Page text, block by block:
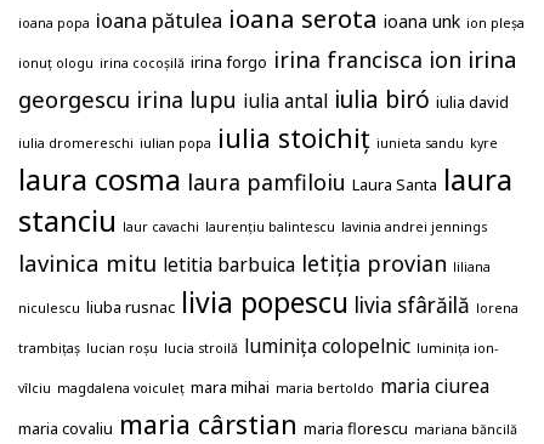
ioana popa ioana pătulea ioana serota ioana unk ion pleșa
ionuț ologu irina cocoșilă irina forgo irina francisca ion irina
georgescu irina lupu iulia antal iulia biró iulia david
iulia dromereschi iulian popa iulia stoichiț iunieta sandu kyre
laura cosma laura pamfiloiu Laura Santa laura
stanciu laur cavachi laurențiu balintescu lavinia andrei jennings
lavinica mitu letitia barbuica letiția provian liliana
niculescu liuba rusnac livia popescu livia sfârăilă lorena
trambițaș lucian roșu lucia stroilă luminița colopelnic luminița ion-
vîlciu magdalena voiculeț mara mihai maria bertoldo maria ciurea
maria covaliu maria cârstian maria florescu mariana băncilă